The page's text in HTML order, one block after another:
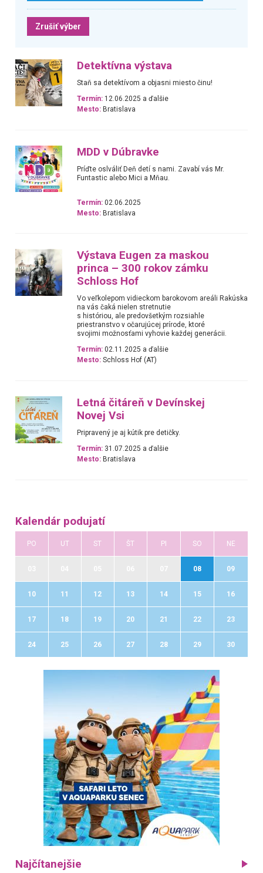
Zrušiť výber
Detektívna výstava
Staň sa detektívom a objasni miesto činu!
Termín: 12.06.2025 a ďalšie
Mesto: Bratislava
MDD v Dúbravke
Príďte oslváliť Deň detí s nami. Zavabí vás Mr.
Funtastic alebo Mici a Mňau.
Termín: 02.06.2025
Mesto: Bratislava
Výstava Eugen za maskou
princa – 300 rokov zámku
Schloss Hof
Vo veľkolepom vidieckom barokovom areáli Rakúska
na vás čaká nielen stretnutie
s históriou, ale predovšetkým rozsiahle
priestranstvo v očarujúcej prírode, ktoré
svojimi možnosťami vyhovie každej generácii.
Termín: 02.11.2025 a ďalšie
Mesto: Schloss Hof (AT)
Letná čitáreň v Devínskej
Novej Vsi
Pripravený je aj kútik pre detičky.
Termín: 31.07.2025 a ďalšie
Mesto: Bratislava
Kalendár podujatí
PO UT ST ŠT PI SO NE
08 09
10 11 12 13 14 15 16
17 18 19 20 21 22 23
24 25 26 27 28 29 30
Najčítanejšie